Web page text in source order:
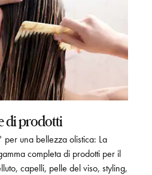
di prodotti
una bellezza olistica: La
completa di prodotti per il
capelli, pelle del viso, styling,